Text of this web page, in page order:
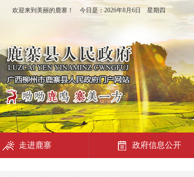
欢迎来到美丽的鹿寨！ 今日是： 2026年8月6日 星期四
走进鹿寨 政府信息公开